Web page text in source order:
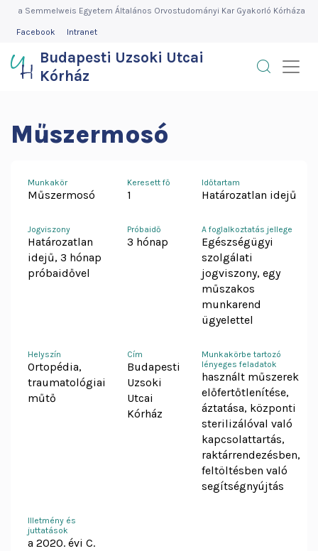
Budapesti
Uzsoki
Utcai
Ugrása Semmelweis Egyetem Általános Orvostudományi Kar Gyakorló Kórháza
MENÜ
Facebook Intranet
Budapesti Uzsoki Utcai
Kórház
Műszermosó
Munkakör
Műszermosó
Keresett fő
1
Időtartam
Határozatlan idejű
Jogviszony
Határozatlan
idejű, 3 hónap
próbaidővel
Próbaidő
3 hónap
A foglalkoztatás jellege
Egészségügyi
szolgálati
jogviszony, egy
műszakos
munkarend
ügyelettel
Helyszín
Ortopédia,
traumatológiai
műtő
Cím
Budapesti
Uzsoki
Utcai
Kórház
Munkakörbe tartozó
lényeges feladatok
használt műszerek
előfertőtlenítése,
áztatása, központi
sterilizálóval való
kapcsolattartás,
raktárrendezésben,
feltöltésben való
segítségnyújtás
Illetmény és
juttatások
a 2020. évi C.